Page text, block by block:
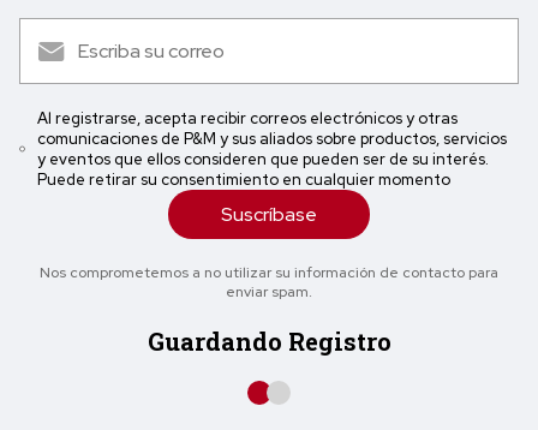
Al registrarse, acepta recibir correos electrónicos y otras
comunicaciones de P&M y sus aliados sobre productos, servicios
y eventos que ellos consideren que pueden ser de su interés.
Puede retirar su consentimiento en cualquier momento
Suscríbase
Nos comprometemos a no utilizar su información de contacto para
enviar spam.
Guardando Registro